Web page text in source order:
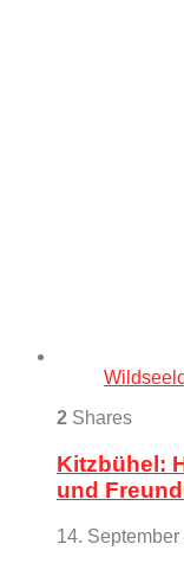
2 Shares
Kitzbühel:
und
14.